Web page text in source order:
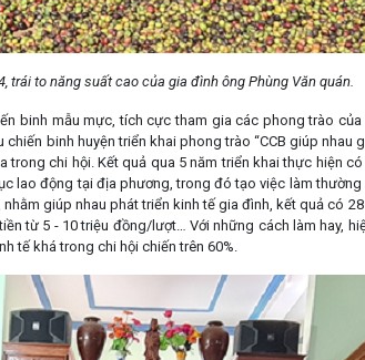
trái to năng suất cao của gia đình ông Phùng Văn quán.
binh mẫu mực, tích cực tham gia các phong trào
binh huyện triển khai phong trào “CCB giúp nhau
chi hội. Kết quả qua 5 năm triển khai thực hiện
lao động tại địa phương, trong đó tạo việc làm thường
giúp nhau phát triển kinh tế gia đình, kết quả có
từ 5 - 10 triệu đồng/lượt… Với những cách làm hay,
tế khá trong chi hội chiến trên 60%.